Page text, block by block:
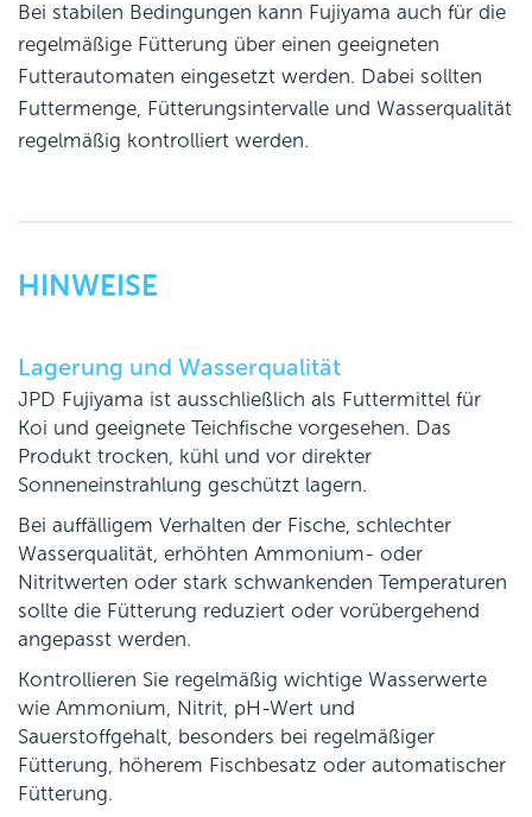
Bei stabilen Bedingungen kann Fujiyama auch für die
regelmäßige Fütterung über einen geeigneten
Futterautomaten eingesetzt werden. Dabei sollten
Futtermenge, Fütterungsintervalle und Wasserqualität
regelmäßig kontrolliert werden.
HINWEISE
Lagerung und Wasserqualität
JPD Fujiyama ist ausschließlich als Futtermittel für
Koi und geeignete Teichfische vorgesehen. Das
Produkt trocken, kühl und vor direkter
Sonneneinstrahlung geschützt lagern.
Bei auffälligem Verhalten der Fische, schlechter
Wasserqualität, erhöhten Ammonium- oder
Nitritwerten oder stark schwankenden Temperaturen
sollte die Fütterung reduziert oder vorübergehend
angepasst werden.
Kontrollieren Sie regelmäßig wichtige Wasserwerte
wie Ammonium, Nitrit, pH-Wert und
Sauerstoffgehalt, besonders bei regelmäßiger
Fütterung, höherem Fischbesatz oder automatischer
Fütterung.